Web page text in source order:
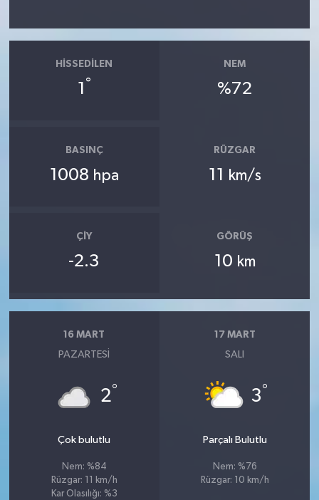
HISSEDILEN
1 °
NEM
%72
BASINÇ
1008 hpa
RÜZGAR
11 km/s
ÇIY
-2.3
GÖRÜŞ
10 km
16 MART
PAZARTESI
2°
Çok bulutlu
Nem: %84
Rüzgar: 11 km/h
Kar Olasılığı: %3
17 MART
SALI
3°
Parçalı Bulutlu
Nem: %76
Rüzgar: 10 km/h